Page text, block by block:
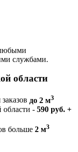
службами.
области
до 2 м3
области - 590 руб. +
больше 2 м3